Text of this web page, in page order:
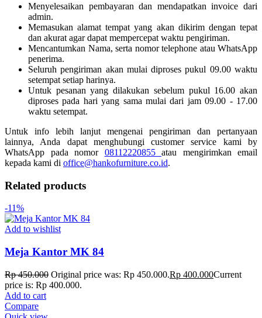
Menyelesaikan pembayaran dan mendapatkan invoice dari
admin.
Memasukan alamat tempat yang akan dikirim dengan tepat
dan akurat agar dapat mempercepat waktu pengiriman.
Mencantumkan Nama, serta nomor telephone atau WhatsApp
penerima.
Seluruh pengiriman akan mulai diproses pukul 09.00 waktu
setempat setiap harinya.
Untuk pesanan yang dilakukan sebelum pukul 16.00 akan
diproses pada hari yang sama mulai dari jam 09.00 - 17.00
waktu setempat.
Untuk info lebih lanjut mengenai pengiriman dan pertanyaan
lainnya, Anda dapat menghubungi customer service kami by
WhatsApp pada nomor 08112220855 atau mengirimkan email
kepada kami di office@hankofurniture.co.id.
Related products
-11%
Add to wishlist
Meja Kantor MK 84
Rp450.000 Original price was: Rp 450.000.Rp 400.000Current
price is: Rp 400.000.
Add to cart
Compare